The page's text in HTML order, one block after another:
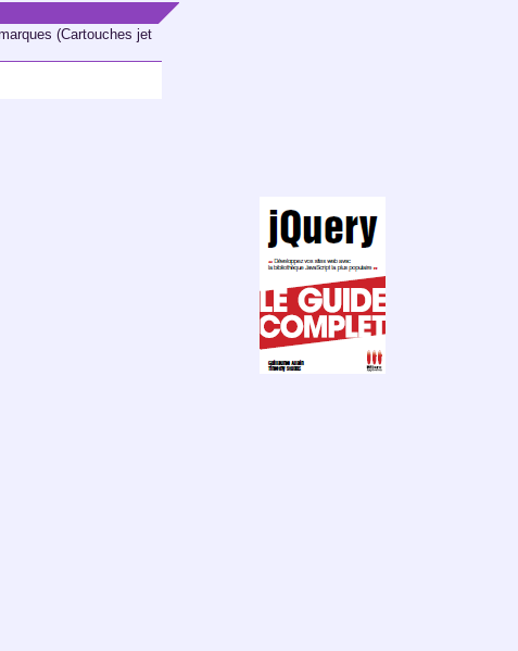
(Cartouches jet